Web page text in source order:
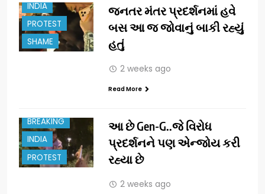
INDIA
PROTEST
SHAME
જનતર મંતર પ્રદર્શનમાં હવે
બસ આ જ જોવાનું બાકી રહ્યું
હતું
2 weeks ago
Read More
BREAKING
INDIA
PROTEST
આ છે Gen-G..જે વિરોધ
પ્રદર્શનને પણ એન્જોય કરી
રહ્યા છે
2 weeks ago